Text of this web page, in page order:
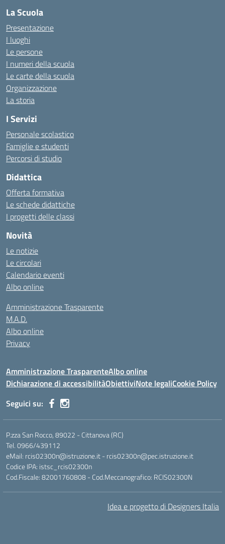
La Scuola
Presentazione
I luoghi
Le persone
I numeri della scuola
Le carte della scuola
Organizzazione
La storia
I Servizi
Personale scolastico
Famiglie e studenti
Percorsi di studio
Didattica
Offerta formativa
Le schede didattiche
I progetti delle classi
Novità
Le notizie
Le circolari
Calendario eventi
Albo online
Amministrazione Trasparente
M.A.D.
Albo online
Privacy
Amministrazione TrasparenteAlbo online
Dichiarazione di accessibilitàObiettiviNote legaliCookie Policy
Seguici su:
P.zza San Rocco, 89022 - Cittanova (RC)
Tel. 0966/439112
eMail: rcis02300n@istruzione.it - rcis02300n@pec.istruzione.it
Codice IPA: istsc_rcis02300n
Cod.Fiscale: 82001760808 - Cod.Meccanografico: RCIS02300N
Idea e progetto di Designers Italia